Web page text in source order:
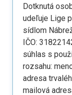
Dotknutá
udeľuje Lige
sídlom
IČO:
súhlas s
rozsahu:
adresa
mailová